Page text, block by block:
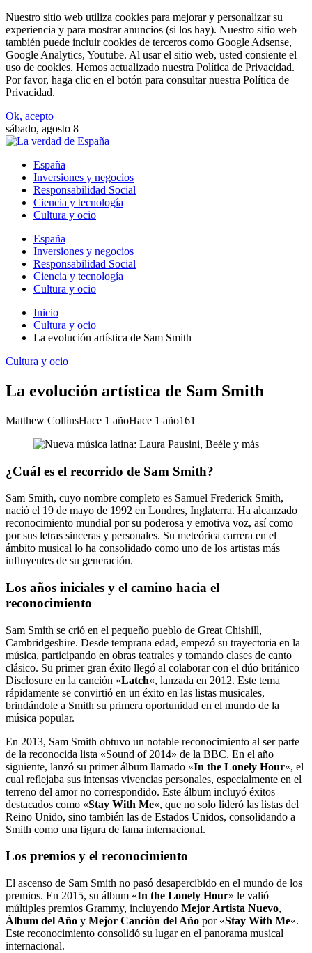
Nuestro sitio web utiliza cookies para mejorar y personalizar su
experiencia y para mostrar anuncios (si los hay). Nuestro sitio web
también puede incluir cookies de terceros como Google Adsense,
Google Analytics, Youtube. Al usar el sitio web, usted consiente el
uso de cookies. Hemos actualizado nuestra Política de Privacidad.
Por favor, haga clic en el botón para consultar nuestra Política de
Privacidad.
Ok, acepto
sábado, agosto 8
España
Inversiones y negocios
Responsabilidad Social
Ciencia y tecnología
Cultura y ocio
España
Inversiones y negocios
Responsabilidad Social
Ciencia y tecnología
Cultura y ocio
Inicio
Cultura y ocio
La evolución artística de Sam Smith
Cultura y ocio
La evolución artística de Sam Smith
Matthew CollinsHace 1 añoHace 1 año161
¿Cuál es el recorrido de Sam Smith?
Sam Smith, cuyo nombre completo es Samuel Frederick Smith,
nació el 19 de mayo de 1992 en Londres, Inglaterra. Ha alcanzado
reconocimiento mundial por su poderosa y emotiva voz, así como
por sus letras sinceras y personales. Su meteórica carrera en el
ámbito musical lo ha consolidado como uno de los artistas más
influyentes de su generación.
Los años iniciales y el camino hacia el
reconocimiento
Sam Smith se crió en el pequeño pueblo de Great Chishill,
Cambridgeshire. Desde temprana edad, empezó su trayectoria en la
música, participando en obras teatrales y tomando clases de canto
clásico. Su primer gran éxito llegó al colaborar con el dúo británico
Disclosure en la canción «Latch«, lanzada en 2012. Este tema
rápidamente se convirtió en un éxito en las listas musicales,
brindándole a Smith su primera oportunidad en el mundo de la
música popular.
En 2013, Sam Smith obtuvo un notable reconocimiento al ser parte
de la reconocida lista «Sound of 2014» de la BBC. En el año
siguiente, lanzó su primer álbum llamado «In the Lonely Hour«, el
cual reflejaba sus intensas vivencias personales, especialmente en el
terreno del amor no correspondido. Este álbum incluyó éxitos
destacados como «Stay With Me«, que no solo lideró las listas del
Reino Unido, sino también las de Estados Unidos, consolidando a
Smith como una figura de fama internacional.
Los premios y el reconocimiento
El ascenso de Sam Smith no pasó desapercibido en el mundo de los
premios. En 2015, su álbum «In the Lonely Hour» le valió
múltiples premios Grammy, incluyendo Mejor Artista Nuevo,
Álbum del Año y Mejor Canción del Año por «Stay With Me«.
Este reconocimiento consolidó su lugar en el panorama musical
internacional.